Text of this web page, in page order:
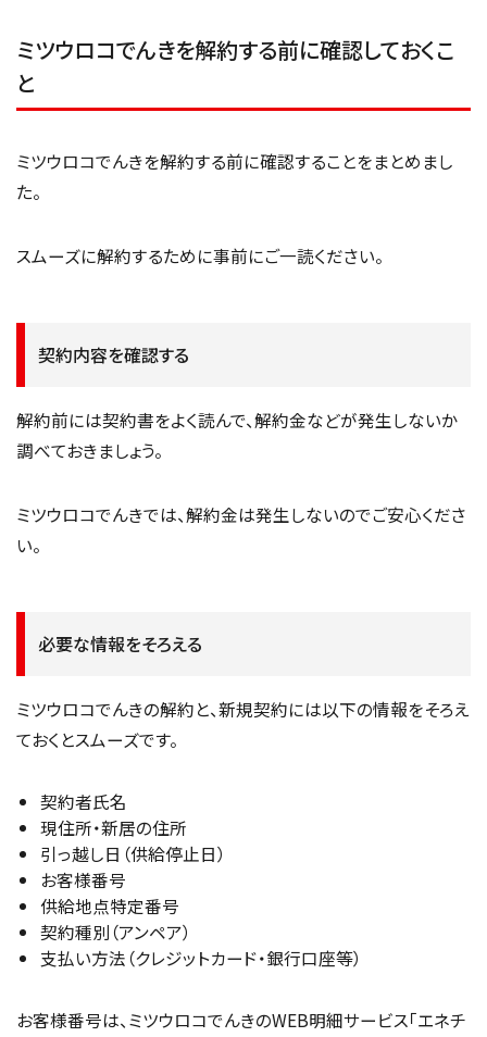
ミツウロコでんきを解約する前に確認しておくこ
と
ミツウロコでんきを解約する前に確認することをまとめまし
た。
スムーズに解約するために事前にご一読ください。
契約内容を確認する
解約前には契約書をよく読んで、解約金などが発生しないか
調べておきましょう。
ミツウロコでんきでは、解約金は発生しないのでご安心くださ
い。
必要な情報をそろえる
ミツウロコでんきの解約と、新規契約には以下の情報をそろえ
ておくとスムーズです。
契約者氏名
現住所・新居の住所
引っ越し日（供給停止日）
お客様番号
供給地点特定番号
契約種別（アンペア）
支払い方法（クレジットカード・銀行口座等）
お客様番号は、ミツウロコでんきのWEB明細サービス「エネチ